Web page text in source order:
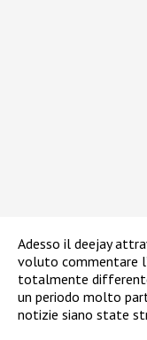
Adesso il deejay
voluto commentare
totalmente
un periodo molto
notizie siano state